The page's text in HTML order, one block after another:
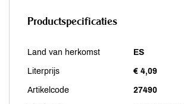
Productspecificaties
Land van herkomst ES
Literprijs € 4,09
Artikelcode 27490